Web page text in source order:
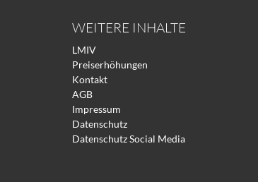
WEITERE INHALTE
LMIV
Preiserhöhungen
Kontakt
AGB
Impressum
Datenschutz
Datenschutz Social Media